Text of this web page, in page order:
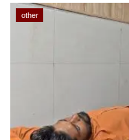
other